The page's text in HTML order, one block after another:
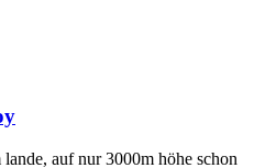
auf nur 3000m höhe schon